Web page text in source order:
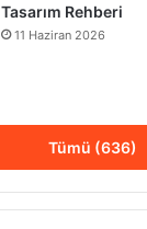
Tasarım Rehberi
11 Haziran 2026
Tümü (636)